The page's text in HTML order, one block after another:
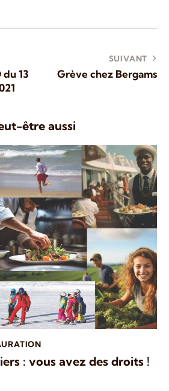
13
SUIVANT
Grève chez Bergams
être aussi
: vous avez des droits !